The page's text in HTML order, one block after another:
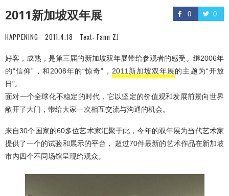
0 0
2011新加坡双年展
HAPPENING 2011.4.18 Text: Fann ZJ
好客，成熟，是第三届的新加坡双年展带给参观者的感受。继2006年
的“信仰”，和2008年的“惊奇”， 2011新加坡双年展的主题为“开放
日”。
面对一个全球化不稳定的时代，它以坚定的价值观和发展前景向世界
敞开了大门，带给大家一次相互交流与沟通的机会。
来自30个国家的60多位艺术家汇聚于此，今年的双年展为当代艺术家
提供了一个的试验和展示的平台， 超过70件最新的艺术作品在新加坡
市内四个不同场馆呈现给观众。